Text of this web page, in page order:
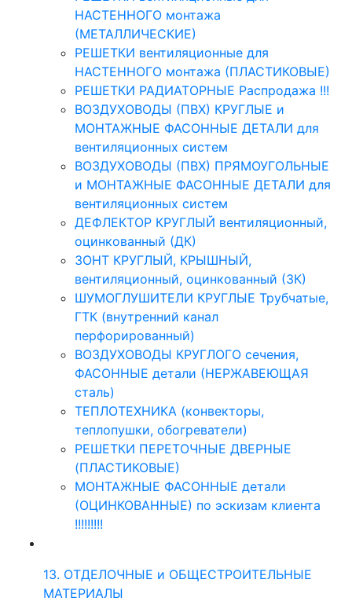
НАСТЕННОГО монтажа
(МЕТАЛЛИЧЕСКИЕ)
РЕШЕТКИ вентиляционные для
НАСТЕННОГО монтажа (ПЛАСТИКОВЫЕ)
РЕШЕТКИ РАДИАТОРНЫЕ Распродажа !!!
ВОЗДУХОВОДЫ (ПВХ) КРУГЛЫЕ и
МОНТАЖНЫЕ ФАСОННЫЕ ДЕТАЛИ для
вентиляционных систем
ВОЗДУХОВОДЫ (ПВХ) ПРЯМОУГОЛЬНЫЕ
и МОНТАЖНЫЕ ФАСОННЫЕ ДЕТАЛИ для
вентиляционных систем
ДЕФЛЕКТОР КРУГЛЫЙ вентиляционный,
оцинкованный (ДК)
ЗОНТ КРУГЛЫЙ, КРЫШНЫЙ,
вентиляционный, оцинкованный (ЗК)
ШУМОГЛУШИТЕЛИ КРУГЛЫЕ Трубчатые,
ГТК (внутренний канал
перфорированный)
ВОЗДУХОВОДЫ КРУГЛОГО сечения,
ФАСОННЫЕ детали (НЕРЖАВЕЮЩАЯ
сталь)
ТЕПЛОТЕХНИКА (конвекторы,
теплопушки, обогреватели)
РЕШЕТКИ ПЕРЕТОЧНЫЕ ДВЕРНЫЕ
(ПЛАСТИКОВЫЕ)
МОНТАЖНЫЕ ФАСОННЫЕ детали
(ОЦИНКОВАННЫЕ) по эскизам клиента
!!!!!!!!!
13. ОТДЕЛОЧНЫЕ и ОБЩЕСТРОИТЕЛЬНЫЕ
МАТЕРИАЛЫ